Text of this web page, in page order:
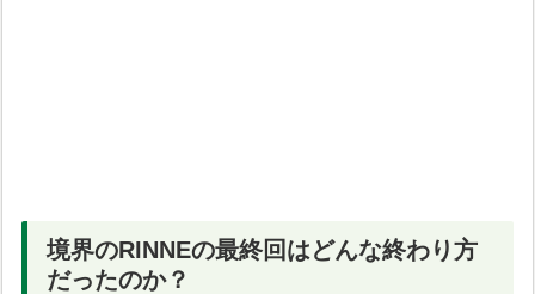
境界のRINNEの最終回はどんな終わり方
だったのか？